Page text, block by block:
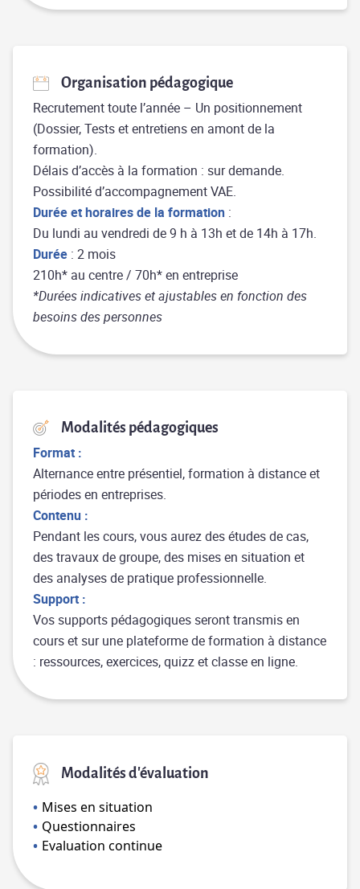
Organisation pédagogique
Recrutement toute l’année – Un positionnement
(Dossier, Tests et entretiens en amont de la
formation).
Délais d’accès à la formation : sur demande.
Possibilité d’accompagnement VAE.
Durée et horaires de la formation :
Du lundi au vendredi de 9 h à 13h et de 14h à 17h.
Durée : 2 mois
210h* au centre / 70h* en entreprise
*Durées indicatives et ajustables en fonction des
besoins des personnes
Modalités pédagogiques
Format :
Alternance entre présentiel, formation à distance et
périodes en entreprises.
Contenu :
Pendant les cours, vous aurez des études de cas,
des travaux de groupe, des mises en situation et
des analyses de pratique professionnelle.
Support :
Vos supports pédagogiques seront transmis en
cours et sur une plateforme de formation à distance
: ressources, exercices, quizz et classe en ligne.
Modalités d'évaluation
Mises en situation
Questionnaires
Evaluation continue